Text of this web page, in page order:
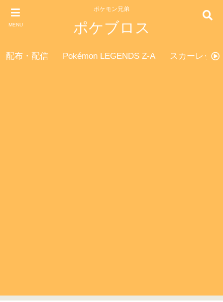
MENU
ポケモン兄弟
ポケブロス
配布・配信 Pokémon LEGENDS Z-A スカーレッ